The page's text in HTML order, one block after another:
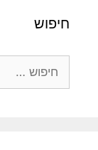
חיפוש